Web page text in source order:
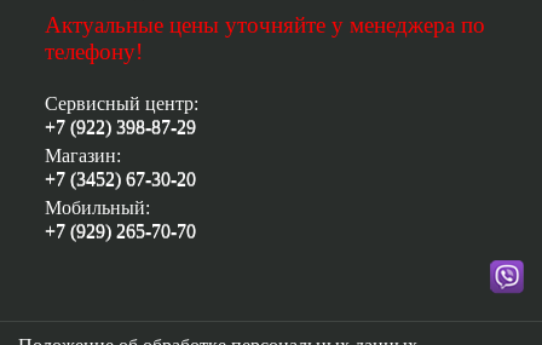
Актуальные цены уточняйте у менеджера по
телефону!
Сервисный центр:
+7 (922) 398-87-29
Магазин:
+7 (3452) 67-30-20
Мобильный:
+7 (929) 265-70-70